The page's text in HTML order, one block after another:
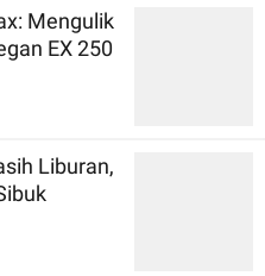
Mengulik
EX 250
Liburan,